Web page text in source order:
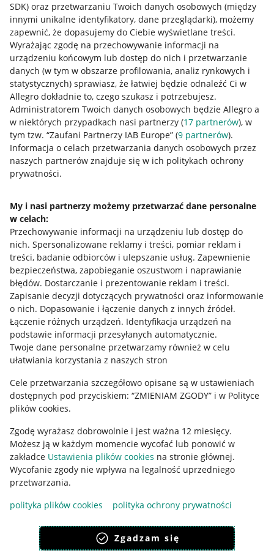
SDK) oraz przetwarzaniu Twoich danych osobowych (między
innymi unikalne identyfikatory, dane przeglądarki), możemy
zapewnić, że dopasujemy do Ciebie wyświetlane treści.
Wyrażając zgodę na przechowywanie informacji na
urządzeniu końcowym lub dostęp do nich i przetwarzanie
danych (w tym w obszarze profilowania, analiz rynkowych i
statystycznych) sprawiasz, że łatwiej będzie odnaleźć Ci w
Allegro dokładnie to, czego szukasz i potrzebujesz.
Administratorem Twoich danych osobowych będzie Allegro a
w niektórych przypadkach nasi partnerzy (17 partnerów), w
tym tzw. “Zaufani Partnerzy IAB Europe” (9 partnerów).
Informacja o celach przetwarzania danych osobowych przez
naszych partnerów znajduje się w ich politykach ochrony
prywatności.
My i nasi partnerzy możemy przetwarzać dane personalne
w celach:
Przechowywanie informacji na urządzeniu lub dostęp do
nich. Spersonalizowane reklamy i treści, pomiar reklam i
treści, badanie odbiorców i ulepszanie usług. Zapewnienie
bezpieczeństwa, zapobieganie oszustwom i naprawianie
błędów. Dostarczanie i prezentowanie reklam i treści.
Zapisanie decyzji dotyczących prywatności oraz informowanie
o nich. Dopasowanie i łączenie danych z innych źródeł.
Łączenie różnych urządzeń. Identyfikacja urządzeń na
podstawie informacji przesyłanych automatycznie.
Twoje dane personalne przetwarzamy również w celu
ułatwiania korzystania z naszych stron
Cele przetwarzania szczegółowo opisane są w ustawieniach
dostępnych pod przyciskiem: “ZMIENIAM ZGODY” i w Polityce
plików cookies.
Zgodę wyrażasz dobrowolnie i jest ważna 12 miesięcy.
Możesz ją w każdym momencie wycofać lub ponowić w
zakładce Ustawienia plików cookies na stronie głównej.
Wycofanie zgody nie wpływa na legalność uprzedniego
przetwarzania.
polityka plików cookies
polityka ochrony prywatności
Zgadzam się
Przydatne informacje
Jak to działa
Allegro Gadane dla sprzedających
Allegro Gadane dla kupujących
Mapa miejscowości
Informacje prawne
Regulamin
Polityka plików "cookies"
Ustawienia plików "cookies"
Udostępnianie lokalizacji
Informacje dla Aktu o Usługach Cyfrowych
Pobierz aplikację